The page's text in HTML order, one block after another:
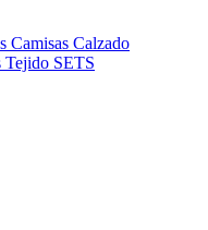
Camisas Calzado
Tejido SETS